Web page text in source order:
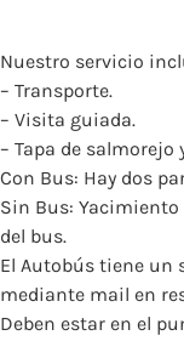
Nuestro servicio
– Transporte.
– Visita guiada.
– Tapa de salmorejo
Con Bus: Hay dos
Sin Bus:
del bus.
El Autobús tiene un
mediante mail en
Deben estar en el